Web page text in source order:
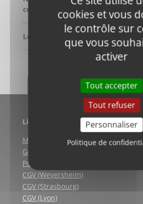
cookies et vous
le contrôle sur
que vous
activer
Tout accepter
Tout refuser
Personnaliser
Politique de
commande
Longeur
DEMANDE DE
RETOUR
Liens utiles
Mentions légales
Gestion des cookies
Politique de confidentialité
CGV (Weyersheim)
CGV (Strasbourg)
CGV (Lyon)